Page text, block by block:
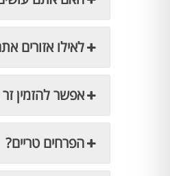
לאילו אזורים
אפשר להזמין
הפרחים טריים?